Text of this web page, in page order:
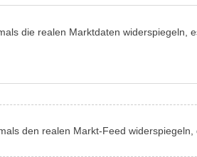
die realen Marktdaten widerspiegeln,
den realen Markt-Feed